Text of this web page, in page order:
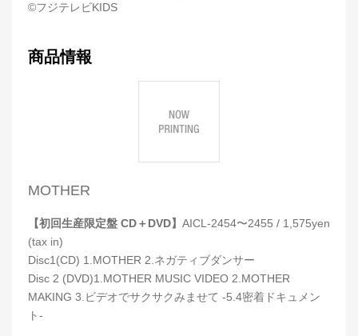
©フジテレビKIDS
商品情報
MOTHER
【初回生産限定盤 CD＋DVD】 AICL-2454〜2455 / 1,575yen
(tax in)
Disc1(CD) 1.MOTHER 2.ネガティブダンサー
Disc 2 (DVD)1.MOTHER MUSIC VIDEO 2.MOTHER
MAKING 3.ビデオでサクサクみませて -5.4密着ドキュメン
ト-